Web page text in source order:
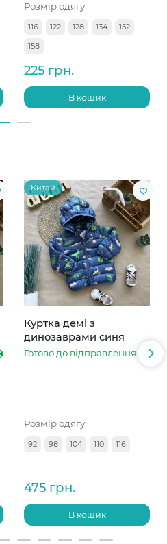
Розмір одягу
116 122 128 134
152
158
225 грн.
В кошик
Китай
Куртка демі з
динозаврами синя
Готово до відправлення
Розмір одягу
92 98 104 110 116
475 грн.
В кошик